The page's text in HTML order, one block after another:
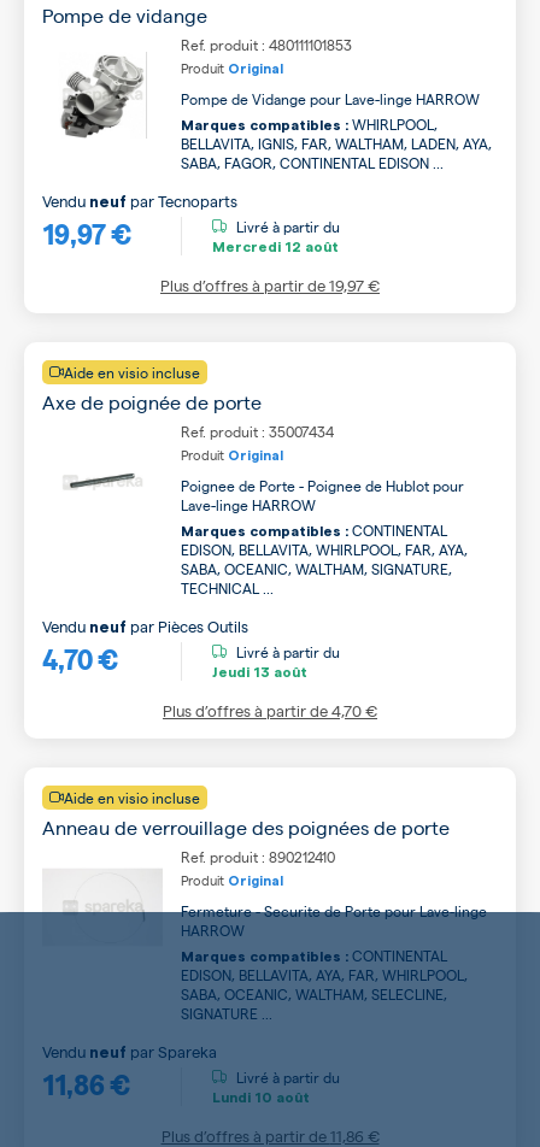
Pompe de vidange
Ref. produit : 480111101853
Produit Original
Pompe de Vidange pour Lave-linge HARROW
Marques compatibles : WHIRLPOOL,
BELLAVITA, IGNIS, FAR, WALTHAM, LADEN, AYA,
SABA, FAGOR, CONTINENTAL EDISON ...
19,97 €
Vendu neuf parTecnoparts
Livré à partir du
Mercredi 12 août
Plus d’offres à partir de19,97 €
Aide en visio incluse
Axe de poignée de porte
Ref. produit : 35007434
Produit Original
Poignee de Porte - Poignee de Hublot pour
Lave-linge HARROW
Marques compatibles : CONTINENTAL
EDISON, BELLAVITA, WHIRLPOOL, FAR, AYA,
SABA, OCEANIC, WALTHAM, SIGNATURE,
TECHNICAL ...
4,70 €
Vendu neuf par Pièces Outils
Livré à partir du
Jeudi 13 août
Plus d’offres à partir de4,70 €
Aide en visio incluse
Anneau de verrouillage des poignées de porte
Ref. produit : 890212410
Produit Original
Fermeture - Securite de Porte pour Lave-linge
HARROW
Marques compatibles : CONTINENTAL
EDISON, BELLAVITA, AYA, FAR, WHIRLPOOL,
SABA, OCEANIC, WALTHAM, SELECLINE,
SIGNATURE ...
11,86 €
Vendu neuf parSpareka
Livré à partir du
Lundi 10 août
Plus d’offres à partir de11,86 €